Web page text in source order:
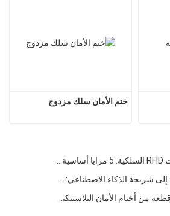
ختم الأمان سلك مزدوج